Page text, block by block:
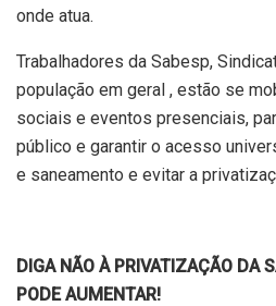
onde atua.
Trabalhadores da Sabesp,
população em geral , estão se
sociais e eventos presenciais,
público e garantir o acesso
e saneamento e evitar a
DIGA NÃO À PRIVATIZAÇÃO DA
PODE AUMENTAR!